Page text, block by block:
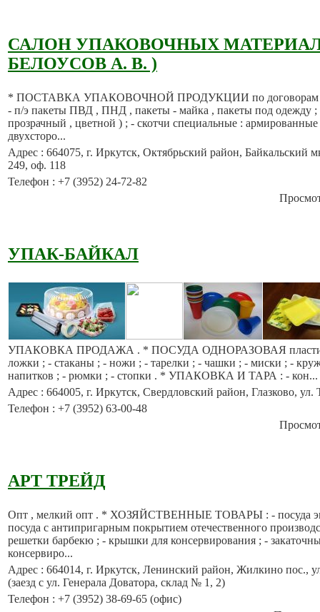
САЛОН УПАКОВОЧНЫХ
БЕЛОУСОВ А. В. )
* ПОСТАВКА УПАКОВОЧНОЙ ПРОДУКЦИИ по договорам со
- п/э пакеты ПВД , ПНД , пакеты - майка , пакеты под одежду ;
прозрачный , цветной ) ; - скотчи специальные : армированные
двухсторо...
Адрес : 664075, г. Иркутск, Октябрьский район, Байкальский
249, оф. 118
Телефон : +7 (3952) 24-72-82
УПАК-БАЙКАЛ
УПАКОВКА ПРОДАЖА . * ПОСУДА ОДНОРАЗОВАЯ
ложки ; - стаканы ; - ножи ; - тарелки ; - чашки ; - миски ; -
напитков ; - рюмки ; - стопки . * УПАКОВКА И ТАРА : - кон...
Адрес : 664005, г. Иркутск, Свердловский район, Глазково, ул.
Телефон : +7 (3952) 63-00-48
АРТ ТРЕЙД
Опт , мелкий опт . * ХОЗЯЙСТВЕННЫЕ ТОВАРЫ : - посуда
посуда с антипригарным покрытием отечественного
решетки барбекю ; - крышки для консервирования ; -
консервиро...
Адрес : 664014, г. Иркутск, Ленинский район, Жилкино пос.,
(заезд с ул. Генерала Доватора, склад № 1, 2)
Телефон : +7 (3952) 38-69-65 (офис)